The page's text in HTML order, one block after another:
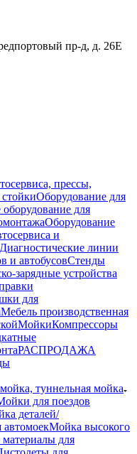
пр-д, д. 26Е
прессы,
Оборудование для
оборудование для
Оборудование
и
Диагностические линии
и автобусовСтенды
зарядные устройства
для
Мебель производственная
МойкиКомпрессоры
РАСПРОДАЖА
туннельная мойка
для поездов
деталей/
Мойка высокого
для